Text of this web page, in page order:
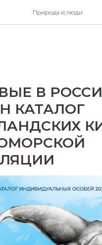
Природа и люди
В
КАТАЛОГ